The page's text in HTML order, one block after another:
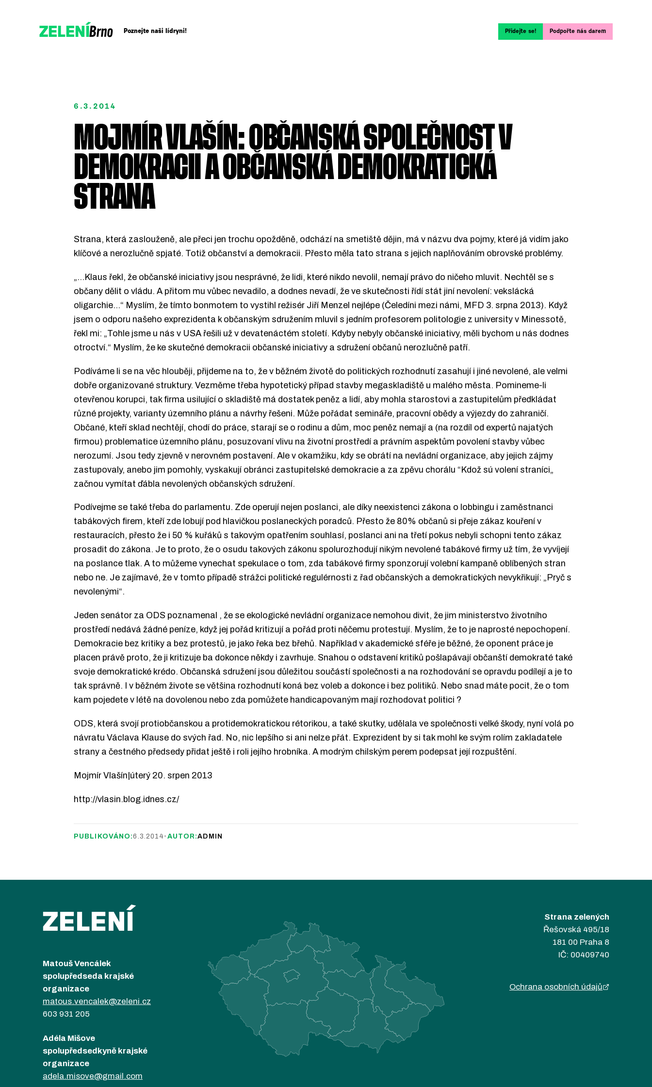
ZELENÍBrno Poznejte naši lídryni! Přidejte se! Podpořte nás darem
Podpořte nás darem
6.3.2014
MOJMÍR VLAŠÍN: OBČANSKÁ SPOLEČNOST V
DEMOKRACII A OBČANSKÁ DEMOKRATICKÁ
STRANA
Strana, která zaslouženě, ale přeci jen trochu opožděně, odchází na smetiště dějin, má v názvu dva pojmy, které já vidím jako
klíčové a nerozlučně spjaté. Totiž občanství a demokracii. Přesto měla tato strana s jejich naplňováním obrovské problémy.
„…Klaus řekl, že občanské iniciativy jsou nesprávné, že lidi, které nikdo nevolil, nemají právo do ničeho mluvit. Nechtěl se s
občany dělit o vládu. A přitom mu vůbec nevadilo, a dodnes nevadí, že ve skutečnosti řídí stát jiní nevolení: vekslácká
oligarchie…“ Myslím, že tímto bonmotem to vystihl režisér Jiří Menzel nejlépe (Čeledíni mezi námi, MFD 3. srpna 2013). Když
jsem o odporu našeho exprezidenta k občanským sdružením mluvil s jedním profesorem politologie z university v Minessotě,
řekl mi: „Tohle jsme u nás v USA řešili už v devatenáctém století. Kdyby nebyly občanské iniciativy, měli bychom u nás dodnes
otroctví.“ Myslím, že ke skutečné demokracii občanské iniciativy a sdružení občanů nerozlučně patří.
Podíváme li se na věc hlouběji, přijdeme na to, že v běžném životě do politických rozhodnutí zasahují i jiné nevolené, ale velmi
dobře organizované struktury. Vezměme třeba hypotetický případ stavby megaskladiště u malého města. Pomineme-li
otevřenou korupci, tak firma usilující o skladiště má dostatek peněz a lidí, aby mohla starostovi a zastupitelům předkládat
různé projekty, varianty územního plánu a návrhy řešeni. Může pořádat semináře, pracovní obědy a výjezdy do zahraničí.
Občané, kteří sklad nechtějí, chodí do práce, starají se o rodinu a dům, moc peněz nemají a (na rozdíl od expertů najatých
firmou) problematice územního plánu, posuzovaní vlivu na životní prostředí a právním aspektům povolení stavby vůbec
nerozumí. Jsou tedy zjevně v nerovném postavení. Ale v okamžiku, kdy se obrátí na nevládní organizace, aby jejich zájmy
zastupovaly, anebo jim pomohly, vyskakují obránci zastupitelské demokracie a za zpěvu chorálu “Kdož sú volení straníci„
začnou vymítat ďábla nevolených občanských sdružení.
Podívejme se také třeba do parlamentu. Zde operují nejen poslanci, ale díky neexistenci zákona o lobbingu i zaměstnanci
tabákových firem, kteří zde lobují pod hlavičkou poslaneckých poradců. Přesto že 80% občanů si přeje zákaz kouření v
restauracích, přesto že i 50 % kuřáků s takovým opatřením souhlasí, poslanci ani na třetí pokus nebyli schopni tento zákaz
prosadit do zákona. Je to proto, že o osudu takových zákonu spolurozhodují nikým nevolené tabákové firmy už tím, že vyvíjejí
na poslance tlak. A to můžeme vynechat spekulace o tom, zda tabákové firmy sponzorují volební kampaně oblíbených stran
nebo ne. Je zajímavé, že v tomto případě strážci politické regulérnosti z řad občanských a demokratických nevykřikují: „Pryč s
nevolenými“.
Jeden senátor za ODS poznamenal , že se ekologické nevládní organizace nemohou divit, že jim ministerstvo životního
prostředí nedává žádné peníze, když jej pořád kritizují a pořád proti něčemu protestují. Myslím, že to je naprosté nepochopení.
Demokracie bez kritiky a bez protestů, je jako řeka bez břehů. Například v akademické sféře je běžné, že oponent práce je
placen právě proto, že ji kritizuje ba dokonce někdy i zavrhuje. Snahou o odstavení kritiků pošlapávají občanští demokraté také
svoje demokratické krédo. Občanská sdružení jsou důležitou součástí společnosti a na rozhodování se opravdu podílejí a je to
tak správně. I v běžném živote se většina rozhodnutí koná bez voleb a dokonce i bez politiků. Nebo snad máte pocit, že o tom
kam pojedete v létě na dovolenou nebo zda pomůžete handicapovaným mají rozhodovat politici ?
ODS, která svojí protiobčanskou a protidemokratickou rétorikou, a také skutky, udělala ve společnosti velké škody, nyní volá po
návratu Václava Klause do svých řad. No, nic lepšího si ani nelze přát. Exprezident by si tak mohl ke svým rolím zakladatele
strany a čestného předsedy přidat ještě i roli jejího hrobníka. A modrým chilským perem podepsat její rozpuštění.
Mojmír Vlašín|úterý 20. srpen 2013
http://vlasin.blog.idnes.cz/
PUBLIKOVÁNO:6.3.2014 • AUTOR:ADMIN
ZELENÍ
Matouš Vencálek
spolupředseda krajské
organizace
matous.vencalek@zeleni.cz
603 931 205
Adéla Mišove
spolupředsedkyně krajské
organizace
adela.misove@gmail.com
Strana zelených
Řešovská 495/18
181 00 Praha 8
IČ: 00409740
Ochrana osobních údajů